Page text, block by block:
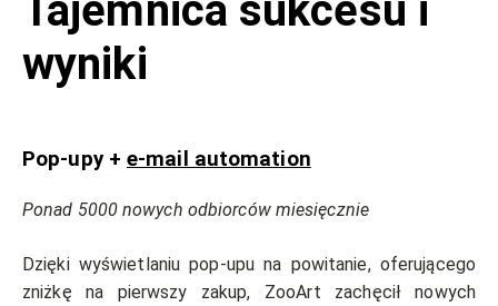
wyniki
Pop-upy + e-mail automation
Ponad 5000 nowych odbiorców miesięcznie
Dzięki wyświetlaniu pop-upu na powitanie, oferującego
zniżkę na pierwszy zakup, ZooArt zachęcił nowych